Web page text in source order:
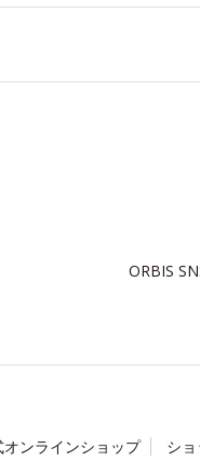
ORBIS
ンラインショップ シ